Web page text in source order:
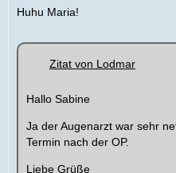
Huhu Maria!
Zitat von Lodmar
Hallo Sabine
Ja der Augenarzt war sehr
Termin nach der OP.
Liebe Grüße